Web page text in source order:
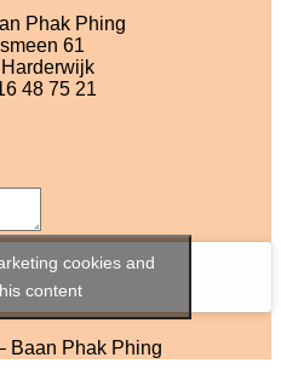
Phak Phing
61
48 75 21
cookies and
content
Baan Phak Phing